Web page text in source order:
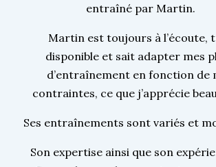
entraîné par Martin.
Martin est toujours à l’écoute,
disponible et sait adapter mes
d’entraînement en fonction de
contraintes, ce que j’apprécie
Ses entraînements sont variés et
Son expertise ainsi que son